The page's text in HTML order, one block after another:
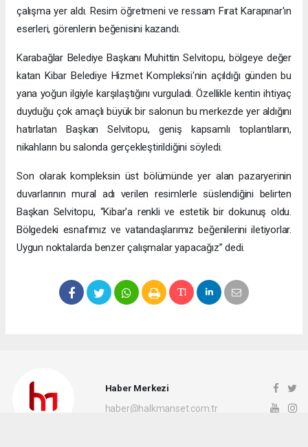
çalışma yer aldı. Resim öğretmeni ve ressam Fırat Karapınar'ın
eserleri, görenlerin beğenisini kazandı.
Karabağlar Belediye Başkanı Muhittin Selvitopu, bölgeye değer
katan Kibar Belediye Hizmet Kompleksi'nin açıldığı günden bu
yana yoğun ilgiyle karşılaştığını vurguladı. Özellikle kentin ihtiyaç
duyduğu çok amaçlı büyük bir salonun bu merkezde yer aldığını
hatırlatan Başkan Selvitopu, geniş kapsamlı toplantıların,
nikahların bu salonda gerçekleştirildiğini söyledi.
Son olarak kompleksin üst bölümünde yer alan pazaryerinin
duvarlarının mural adı verilen resimlerle süslendiğini belirten
Başkan Selvitopu, “Kibar'a renkli ve estetik bir dokunuş oldu.
Bölgedeki esnafımız ve vatandaşlarımız beğenilerini iletiyorlar.
Uygun noktalarda benzer çalışmalar yapacağız” dedi.
Haber Merkezi
haber@halkmanset.com.tr